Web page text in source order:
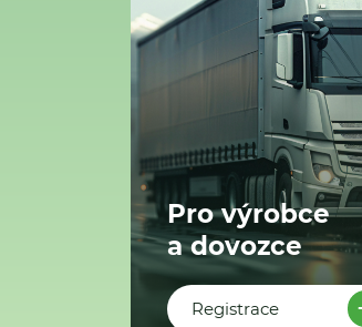
Pro výrobce
a dovozce
Registrace